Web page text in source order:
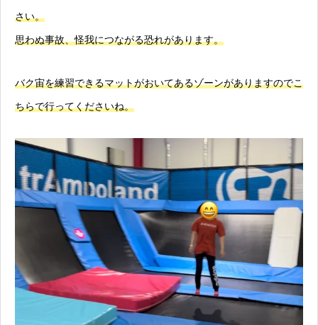
さい。
思わぬ事故、怪我につながる恐れがあります。
バク宙を練習できるマットがおいてあるゾーンがありますのでこ
ちらで行ってくださいね。